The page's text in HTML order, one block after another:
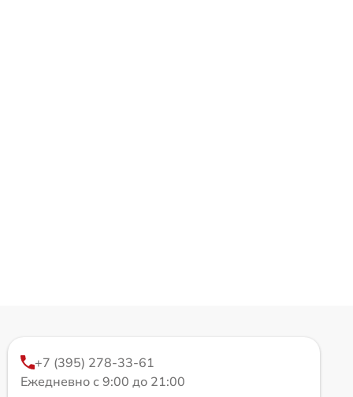
+7 (395) 278-33-61
Ежедневно с 9:00 до 21:00